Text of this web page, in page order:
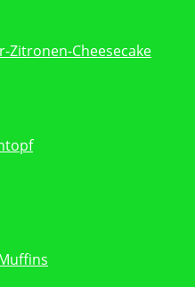
Zitronen-Cheesecake